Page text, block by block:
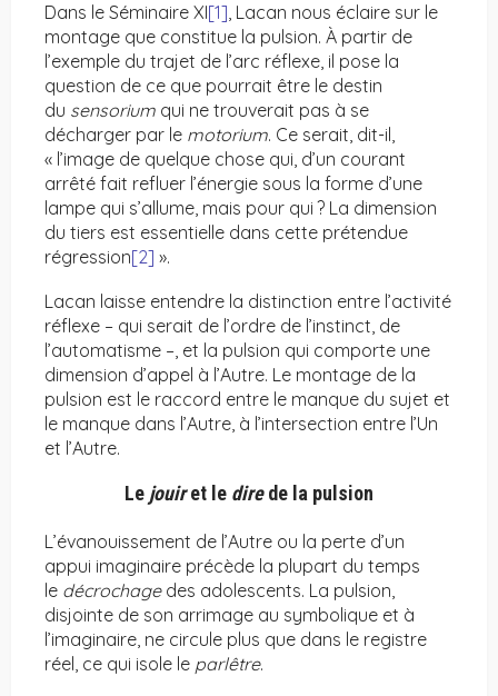
Dans le Séminaire XI[1], Lacan nous éclaire sur le
montage que constitue la pulsion. À partir de
l’exemple du trajet de l’arc réflexe, il pose la
question de ce que pourrait être le destin
du sensorium qui ne trouverait pas à se
décharger par le motorium. Ce serait, dit-il,
« l’image de quelque chose qui, d’un courant
arrêté fait refluer l’énergie sous la forme d’une
lampe qui s’allume, mais pour qui ? La dimension
du tiers est essentielle dans cette prétendue
régression[2] ».
Lacan laisse entendre la distinction entre l’activité
réflexe – qui serait de l’ordre de l’instinct, de
l’automatisme –, et la pulsion qui comporte une
dimension d’appel à l’Autre. Le montage de la
pulsion est le raccord entre le manque du sujet et
le manque dans l’Autre, à l’intersection entre l’Un
et l’Autre.
Le jouiret le direde la pulsion
L’évanouissement de l’Autre ou la perte d’un
appui imaginaire précède la plupart du temps
le décrochagedes adolescents. La pulsion,
disjointe de son arrimage au symbolique et à
l’imaginaire, ne circule plus que dans le registre
réel, ce qui isole le parlêtre.